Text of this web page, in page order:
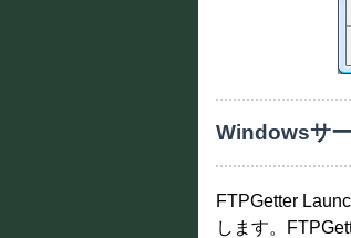
Windowsサ
FTPGetter
します。